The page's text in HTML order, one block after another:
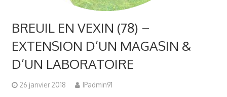
BREUIL EN VEXIN (78) –
EXTENSION D’UN MAGASIN &
D’UN LABORATOIRE
26 janvier 2018 IPadmin91